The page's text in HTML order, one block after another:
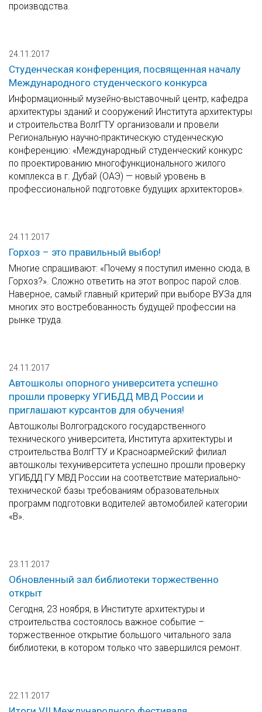
производства.
24.11.2017
Студенческая конференция, посвященная началу
Международного студенческого конкурса
Информационный музейно-выставочный центр, кафедра
архитектуры зданий и сооружений Института архитектуры
и строительства ВолгГТУ организовали и провели
Региональную научно-практическую студенческую
конференцию: «Международный студенческий конкурс
по проектированию многофункционального жилого
комплекса в г. Дубай (ОАЭ) — новый уровень в
профессиональной подготовке будущих архитекторов».
24.11.2017
Горхоз – это правильный выбор!
Многие спрашивают: «Почему я поступил именно сюда, в
Горхоз?». Сложно ответить на этот вопрос парой слов.
Наверное, самый главный критерий при выборе ВУЗа для
многих это востребованность будущей профессии на
рынке труда.
24.11.2017
Автошколы опорного университета успешно
прошли проверку УГИБДД МВД России и
приглашают курсантов для обучения!
Автошколы Волгоградского государственного
технического университета, Института архитектуры и
строительства ВолгГТУ и Красноармейский филиал
автошколы техуниверситета успешно прошли проверку
УГИБДД ГУ МВД России на соответствие материально-
технической базы требованиям образовательных
программ подготовки водителей автомобилей категории
«В».
23.11.2017
Обновленный зал библиотеки торжественно
открыт
Сегодня, 23 ноября, в Институте архитектуры и
строительства состоялось важное событие –
торжественное открытие большого читального зала
библиотеки, в котором только что завершился ремонт.
22.11.2017